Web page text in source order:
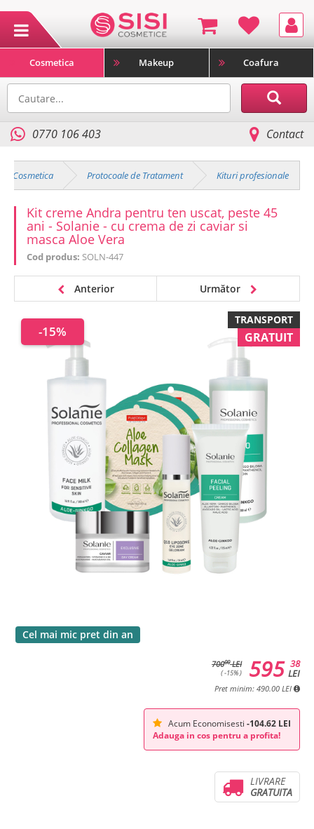
Cosmetica Makeup Coafura
0770 106 403 Contact
Cosmetica Protocoale de Tratament Kituri profesionale
Kit creme Andra pentru ten uscat, peste 45
ani - Solanie - cu crema de zi caviar si
masca Aloe Vera
Cod produs: SOLN-447
Anterior Următor
TRANSPORT
GRATUIT
-15%
Cel mai mic pret din an
70000LEI
( -15% )
38
LEI
595
Pret minim: 490.00 LEI
Acum Economisesti -104.62 LEI
Adauga in cos pentru a profita!
LIVRARE
GRATUITA